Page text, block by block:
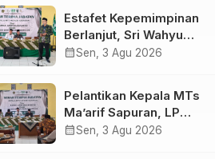
Digital
Estafet Kepemimpinan
Berlanjut, Sri Wahyu
Susilowati Resmi
calendar_monthSen, 3 Agu 2026
Pelantikan Kepala MTs
Ma’arif Sapuran, LP
Ma’arif NU Wonosobo
calendar_monthSen, 3 Agu 2026